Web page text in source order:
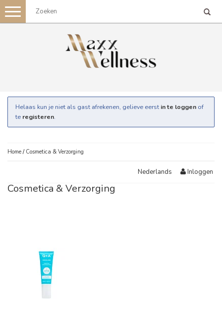
Toggle
navigation
Helaas kun je niet als gast afrekenen, gelieve eerst in te loggen of
te registeren.
Home / Cosmetica & Verzorging
Nederlands Inloggen
Cosmetica & Verzorging